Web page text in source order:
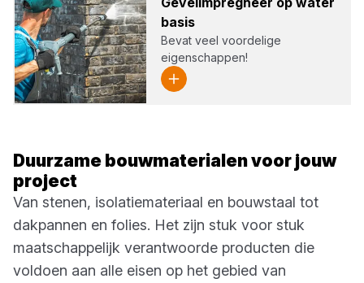
basis
Bevat veel voordelige
eigenschappen!
Duurzame bouwmaterialen voor jouw
project
Van stenen, isolatiemateriaal en bouwstaal tot
dakpannen en folies. Het zijn stuk voor stuk
maatschappelijk verantwoorde producten die
voldoen aan alle eisen op het gebied van